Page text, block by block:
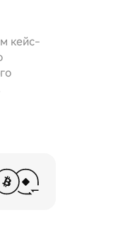
кейс-